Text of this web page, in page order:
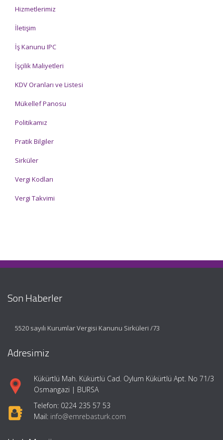
Hizmetlerimiz
İletişim
İş Kanunu IPC
İşçilik Maliyetleri
KDV Oranları ve Listesi
Mükellef Panosu
Politikamız
Pratik Bilgiler
Sirküler
Vergi Kodları
Vergi Takvimi
Son Haberler
5520 sayılı Kurumlar Vergisi Kanunu Sirküleri /73
Adresimiz
Kükürtlü Mah. Kükürtlü Cad. Oylum Kükürtlü Apt. No 71/3
Osmangazi | BURSA
Telefon: 0224 235 57 53
Mail: info@emrebasturk.com